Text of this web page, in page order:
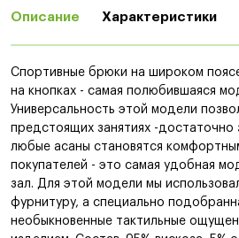
Описание Характеристики
Спортивные брюки на широком
на кнопках - самая полюбившаяся
Универсальность этой модели
предстоящих занятиях -достаточно
любые асаны становятся
покупателей - это самая удобная
зал. Для этой модели мы
фурнитуру, а специально
необыкновенные тактильные